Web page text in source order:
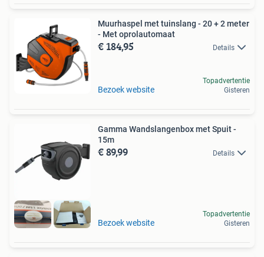
Muurhaspel met tuinslang - 20 + 2 meter
- Met oprolautomaat
€ 184,95 Details
Bezoek website
Topadvertentie
Gisteren
Gamma Wandslangenbox met Spuit -
15m
€ 89,99 Details
Bezoek website
Topadvertentie
Gisteren